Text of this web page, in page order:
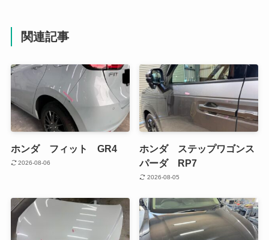
関連記事
ホンダ フィット GR4
2026-08-06
ホンダ ステップワゴンス
パーダ RP7
2026-08-05